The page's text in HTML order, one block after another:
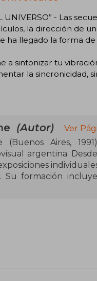
UNIVERSO” - Las
la dirección de
ha llegado la forma
a sintonizar tu
la sincronicidad,
(Autor)
Ver
(Buenos Aires,
argentina.
Su formación
televisión y video.
la